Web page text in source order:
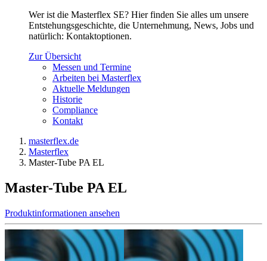
Wer ist die Masterflex SE? Hier finden Sie alles um unsere
Entstehungsgeschichte, die Unternehmung, News, Jobs und
natürlich: Kontaktoptionen.
Zur Übersicht
Messen und Termine
Arbeiten bei Masterflex
Aktuelle Meldungen
Historie
Compliance
Kontakt
masterflex.de
Masterflex
Master-Tube PA EL
Master-Tube PA EL
Produktinformationen ansehen